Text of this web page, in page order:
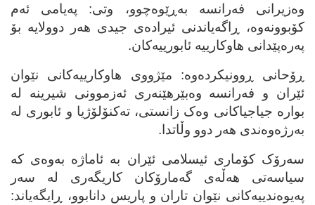
وه‌زیرانی فه‌رانسه به‌ڕێوه‌چوو، وتی: په‌یامی ئه‌م
کۆبوونه‌وه‌، ڕاگه‌یاندنی ئیراده‌ی جیدی هه‌ر دوولایه‌ بۆ
په‌ره‌پێدانی هاوکارییه‌ ئابورییه‌کان.
ڕۆحانی ڕوونیکرده‌وه‌: مێژووی هاوکارییه‌کانی نێوان
ئێران و فه‌رانسه‌ وه‌بێرهێنه‌ری ئه‌زموونی شیرینه‌ له‌
بواره‌ جیاجیاکانی وه‌ک زانستی، ته‌کنۆلۆژیا و ئابوری له‌
به‌رژه‌وه‌ندی هه‌ر دوو وڵاتدا.
سه‌رۆک کۆماری ئیسلامی ئێران به‌ ئاماژه‌ به‌وه‌ی که‌
سیاسه‌تی هه‌ڵه‌ی گه‌مارۆکان کاریگه‌ری له‌ سه‌ر
په‌یوه‌ندییه‌کانی نێوان تاران و پاریس دانابوو، ڕایگه‌یاند: